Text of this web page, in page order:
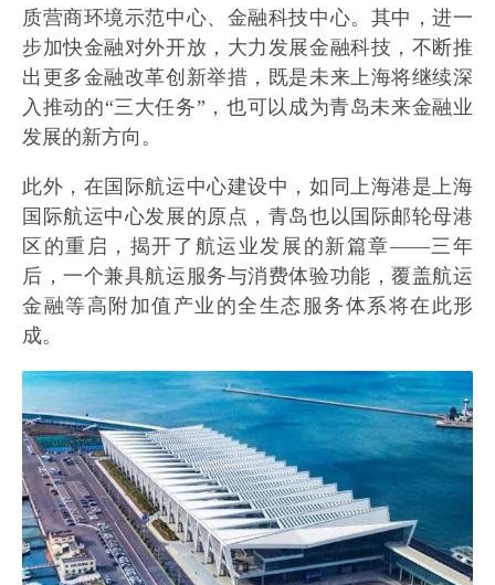
质营商环境示范中心、金融科技中心。其中，进一
步加快金融对外开放，大力发展金融科技，不断推
出更多金融改革创新举措，既是未来上海将继续深
入推动的“三大任务”，也可以成为青岛未来金融业
发展的新方向。
此外，在国际航运中心建设中，如同上海港是上海
国际航运中心发展的原点，青岛也以国际邮轮母港
区的重启，揭开了航运业发展的新篇章——三年
后，一个兼具航运服务与消费体验功能，覆盖航运
金融等高附加值产业的全生态服务体系将在此形
成。